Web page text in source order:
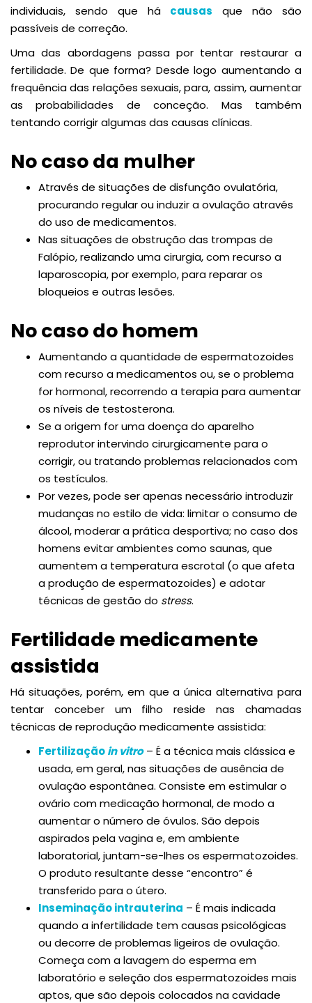
individuais, sendo que há causas que não são
passíveis de correção.
Uma das abordagens passa por tentar restaurar a
fertilidade. De que forma? Desde logo aumentando a
frequência das relações sexuais, para, assim, aumentar
as probabilidades de conceção. Mas também
tentando corrigir algumas das causas clínicas.
No caso da mulher
Através de situações de disfunção ovulatória,
procurando regular ou induzir a ovulação através
do uso de medicamentos.
Nas situações de obstrução das trompas de
Falópio, realizando uma cirurgia, com recurso a
laparoscopia, por exemplo, para reparar os
bloqueios e outras lesões.
No caso do homem
Aumentando a quantidade de espermatozoides
com recurso a medicamentos ou, se o problema
for hormonal, recorrendo a terapia para aumentar
os níveis de testosterona.
Se a origem for uma doença do aparelho
reprodutor intervindo cirurgicamente para o
corrigir, ou tratando problemas relacionados com
os testículos.
Por vezes, pode ser apenas necessário introduzir
mudanças no estilo de vida: limitar o consumo de
álcool, moderar a prática desportiva; no caso dos
homens evitar ambientes como saunas, que
aumentem a temperatura escrotal (o que afeta
a produção de espermatozoides) e adotar
técnicas de gestão do stress.
Fertilidade medicamente
assistida
Há situações, porém, em que a única alternativa para
tentar conceber um filho reside nas chamadas
técnicas de reprodução medicamente assistida:
Fertilizaçãoin vitro– É a técnica mais clássica e
usada, em geral, nas situações de ausência de
ovulação espontânea. Consiste em estimular o
ovário com medicação hormonal, de modo a
aumentar o número de óvulos. São depois
aspirados pela vagina e, em ambiente
laboratorial, juntam-se-lhes os espermatozoides.
O produto resultante desse “encontro” é
transferido para o útero.
Inseminação intrauterina – É mais indicada
quando a infertilidade tem causas psicológicas
ou decorre de problemas ligeiros de ovulação.
Começa com a lavagem do esperma em
laboratório e seleção dos espermatozoides mais
aptos, que são depois colocados na cavidade